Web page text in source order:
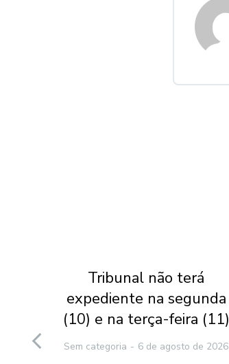
Tribunal não terá
expediente na segunda
(10) e na terça-feira (11)
Sem categoria 6 de agosto de 2026